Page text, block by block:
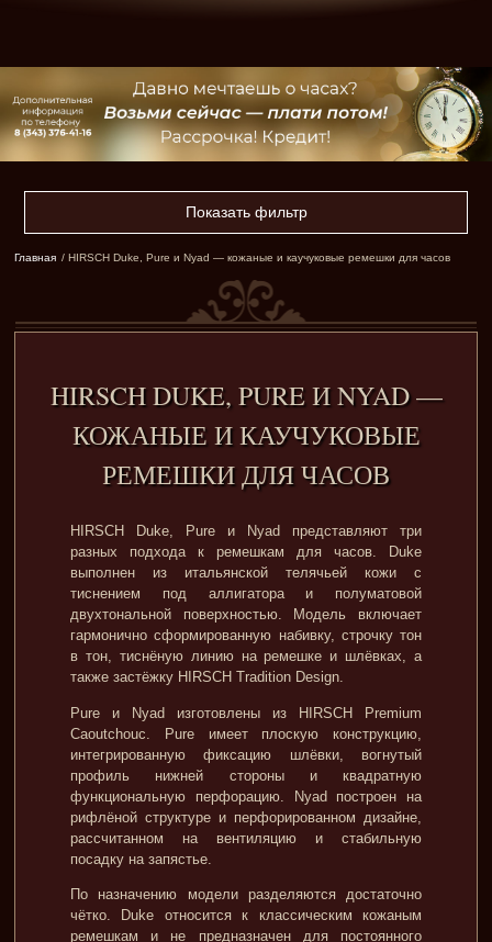
Показать фильтр
Главная / HIRSCH Duke, Pure и Nyad — кожаные и каучуковые ремешки для часов
HIRSCH DUKE, PURE И NYAD —
КОЖАНЫЕ И КАУЧУКОВЫЕ
РЕМЕШКИ ДЛЯ ЧАСОВ
HIRSCH Duke, Pure и Nyad представляют три
разных подхода к ремешкам для часов. Duke
выполнен из итальянской телячьей кожи с
тиснением под аллигатора и полуматовой
двухтональной поверхностью. Модель включает
гармонично сформированную набивку, строчку тон
в тон, тиснёную линию на ремешке и шлёвках, а
также застёжку HIRSCH Tradition Design.
Pure и Nyad изготовлены из HIRSCH Premium
Caoutchouc. Pure имеет плоскую конструкцию,
интегрированную фиксацию шлёвки, вогнутый
профиль нижней стороны и квадратную
функциональную перфорацию. Nyad построен на
рифлёной структуре и перфорированном дизайне,
рассчитанном на вентиляцию и стабильную
посадку на запястье.
По назначению модели разделяются достаточно
чётко. Duke относится к классическим кожаным
ремешкам и не предназначен для постоянного